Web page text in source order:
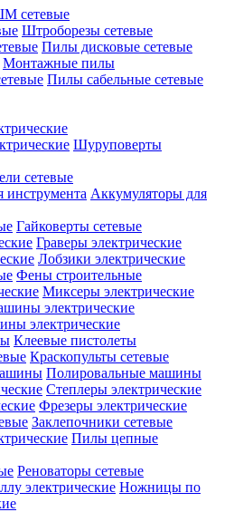
сетевые
Штроборезы сетевые
Пилы дисковые сетевые
Монтажные пилы
Пилы сабельные сетевые
Шуруповерты
сетевые
Аккумуляторы для
Гайковерты сетевые
Граверы электрические
Лобзики электрические
Фены строительные
Миксеры электрические
электрические
Клеевые пистолеты
Краскопульты сетевые
Полировальные машины
Степлеры электрические
Фрезеры электрические
Заклепочники сетевые
Пилы цепные
Реноваторы сетевые
Ножницы по